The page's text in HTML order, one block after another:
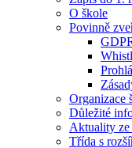
O škole
Povinně
Organizace
Důležité
Aktuality
Třída s